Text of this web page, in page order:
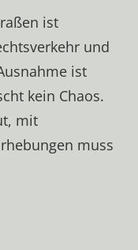
ist
und
ist
kein Chaos.
mit
muss